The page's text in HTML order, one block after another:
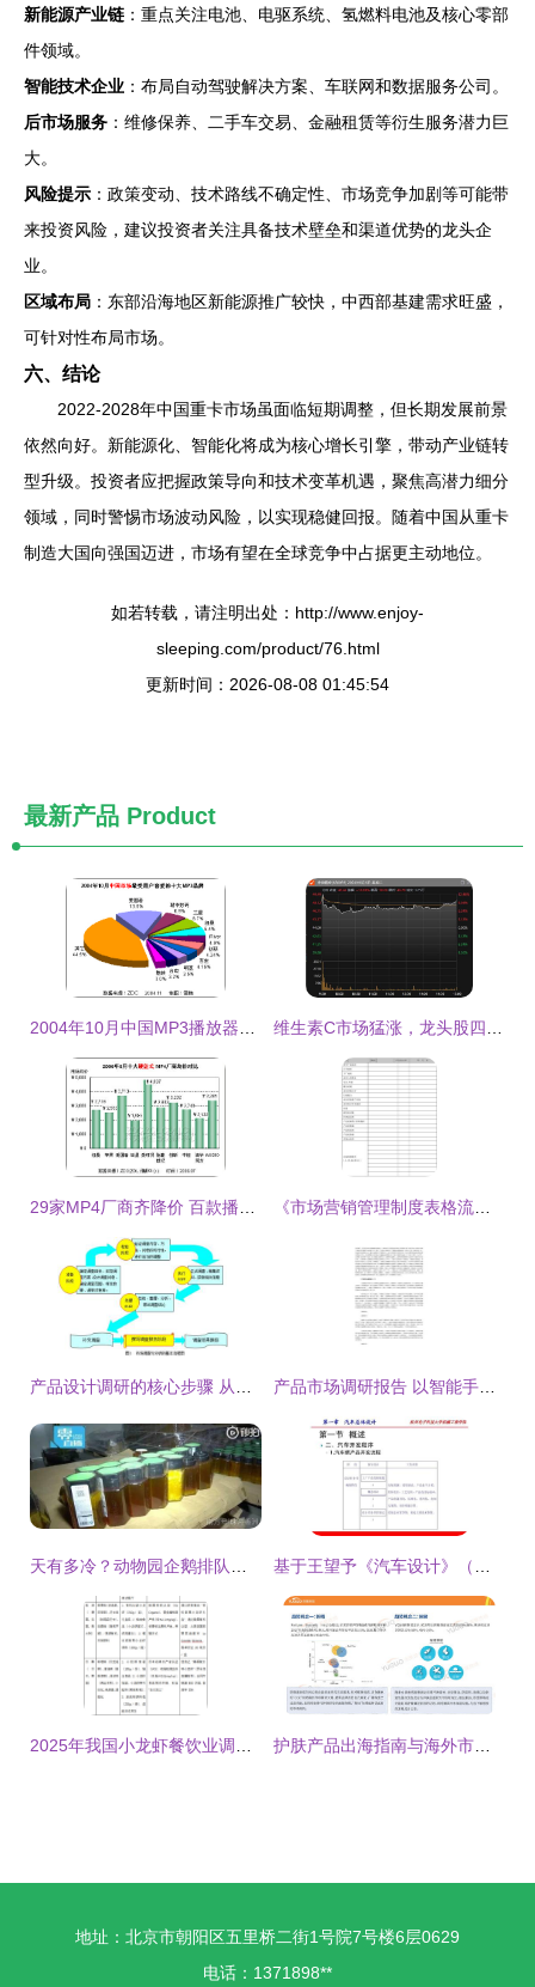
新能源产业链 ：重点关注电池、电驱系统、氢燃料电池及核心零部
件领域。
智能技术企业 ：布局自动驾驶解决方案、车联网和数据服务公司。
后市场服务 ：维修保养、二手车交易、金融租赁等衍生服务潜力巨
大。
风险提示 ：政策变动、技术路线不确定性、市场竞争加剧等可能带
来投资风险，建议投资者关注具备技术壁垒和渠道优势的龙头企
业。
区域布局 ：东部沿海地区新能源推广较快，中西部基建需求旺盛，
可针对性布局市场。
六、结论
2022-2028年中国重卡市场虽面临短期调整，但长期发展前景
依然向好。新能源化、智能化将成为核心增长引擎，带动产业链转
型升级。投资者应把握政策导向和技术变革机遇，聚焦高潜力细分
领域，同时警惕市场波动风险，以实现稳健回报。随着中国从重卡
制造大国向强国迈进，市场有望在全球竞争中占据更主动地位。
如若转载，请注明出处：http://www.enjoy-
sleeping.com/product/76.html
更新时间：2026-08-08 01:45:54
最新产品 Product
地址：北京市朝阳区五里桥二街1号院7号楼6层0629
电话：1371898**